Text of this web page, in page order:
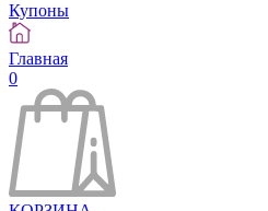
Купоны
Главная
0